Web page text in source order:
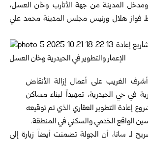
المدينة من جهة الأتارب وخان العسل،
فواز هلال ورئيس مجلس المدينة محمد علي
الغريب على أعمال إزالة الأنقاض
في حي الحيدرية، تمهيداً لبناء مساكن
إعادة التطوير العقاري الذي تم توقيعه
الواقع الخدمي والسكني في المنطقة.
لـ سانا، أن الجولة تضمنت أيضاً زيارة إلى